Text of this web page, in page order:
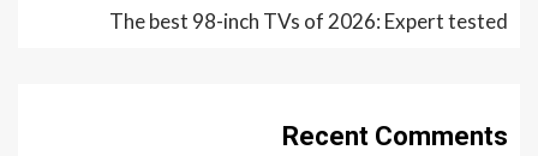
The best 98-inch TVs of 2026: Expert tested
Recent Comments